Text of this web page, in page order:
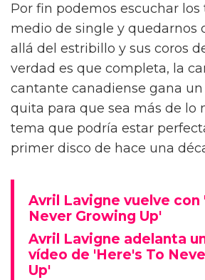
Por fin podemos escuchar
medio de single y quedarnos
allá del estribillo y sus coros
verdad es que completa, la
cantante canadiense gana
quita para que sea más de lo
tema que podría estar
primer disco de hace una
Avril Lavigne vuelve con
Never Growing Up'
Avril Lavigne adelanta
vídeo de 'Here's To
Up'